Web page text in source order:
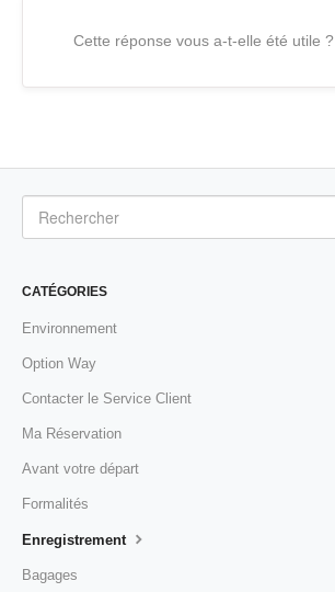
Cette réponse vous a-t-elle été utile ?
CATÉGORIES
Environnement
Option Way
Contacter le Service Client
Ma Réservation
Avant votre départ
Formalités
Enregistrement
Bagages